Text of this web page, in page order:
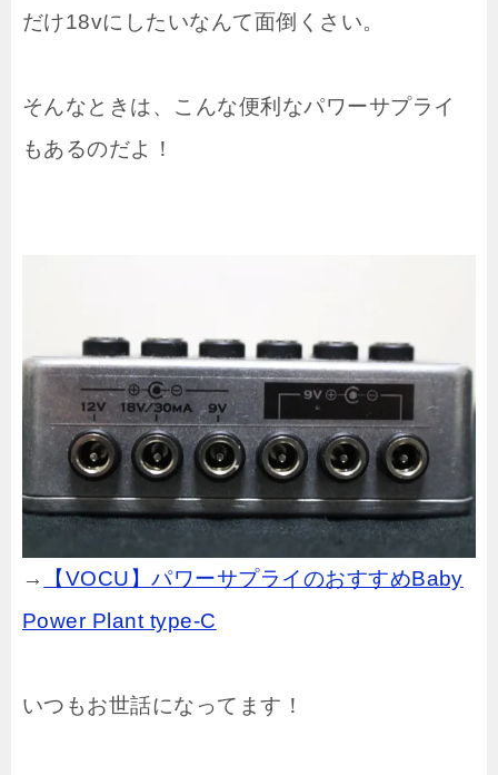
だけ18vにしたいなんて面倒くさい。
そんなときは、こんな便利なパワーサプライ
もあるのだよ！
→
【VOCU】パワーサプライのおすすめBaby
Power Plant type-C
いつもお世話になってます！